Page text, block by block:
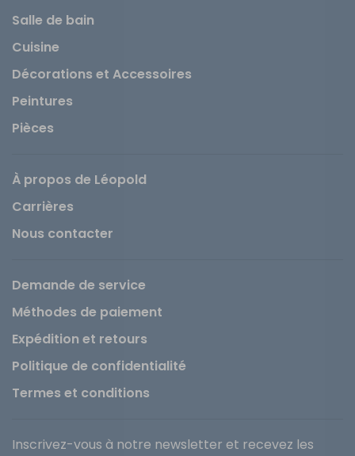
Salle de bain
Cuisine
Décorations et Accessoires
Peintures
Pièces
À propos de Léopold
Carrières
Nous contacter
Demande de service
Méthodes de paiement
Expédition et retours
Politique de confidentialité
Termes et conditions
Inscrivez-vous à notre newsletter et recevez les